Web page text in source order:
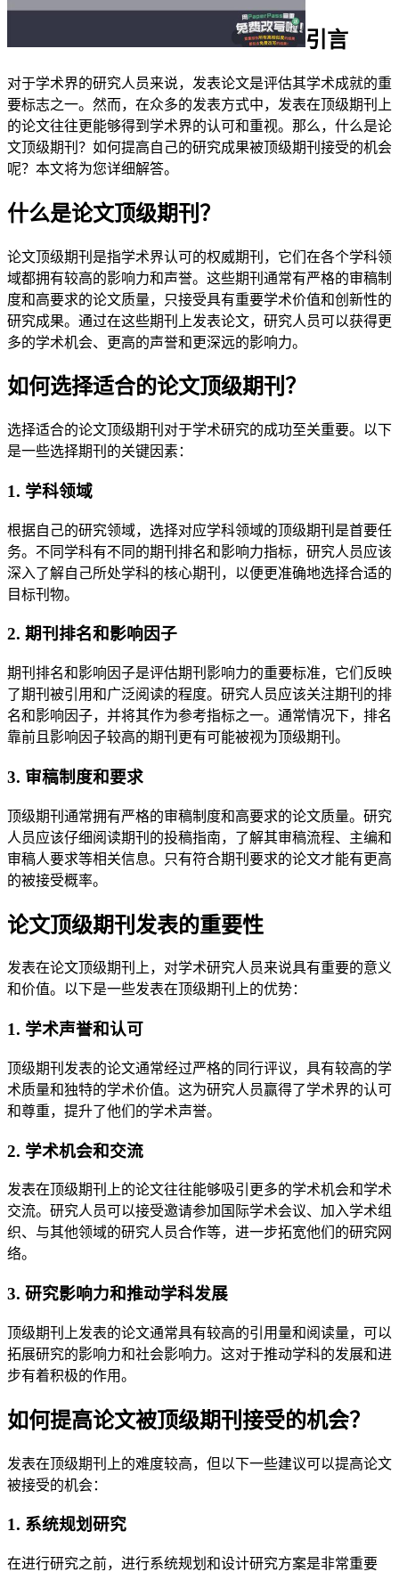
引言
对于学术界的研究人员来说，发表论文是评估其学术成就的重
要标志之一。然而，在众多的发表方式中，发表在顶级期刊上
的论文往往更能够得到学术界的认可和重视。那么，什么是论
文顶级期刊？如何提高自己的研究成果被顶级期刊接受的机会
呢？本文将为您详细解答。
什么是论文顶级期刊？
论文顶级期刊是指学术界认可的权威期刊，它们在各个学科领
域都拥有较高的影响力和声誉。这些期刊通常有严格的审稿制
度和高要求的论文质量，只接受具有重要学术价值和创新性的
研究成果。通过在这些期刊上发表论文，研究人员可以获得更
多的学术机会、更高的声誉和更深远的影响力。
如何选择适合的论文顶级期刊？
选择适合的论文顶级期刊对于学术研究的成功至关重要。以下
是一些选择期刊的关键因素：
1. 学科领域
根据自己的研究领域，选择对应学科领域的顶级期刊是首要任
务。不同学科有不同的期刊排名和影响力指标，研究人员应该
深入了解自己所处学科的核心期刊，以便更准确地选择合适的
目标刊物。
2. 期刊排名和影响因子
期刊排名和影响因子是评估期刊影响力的重要标准，它们反映
了期刊被引用和广泛阅读的程度。研究人员应该关注期刊的排
名和影响因子，并将其作为参考指标之一。通常情况下，排名
靠前且影响因子较高的期刊更有可能被视为顶级期刊。
3. 审稿制度和要求
顶级期刊通常拥有严格的审稿制度和高要求的论文质量。研究
人员应该仔细阅读期刊的投稿指南，了解其审稿流程、主编和
审稿人要求等相关信息。只有符合期刊要求的论文才能有更高
的被接受概率。
论文顶级期刊发表的重要性
发表在论文顶级期刊上，对学术研究人员来说具有重要的意义
和价值。以下是一些发表在顶级期刊上的优势：
1. 学术声誉和认可
顶级期刊发表的论文通常经过严格的同行评议，具有较高的学
术质量和独特的学术价值。这为研究人员赢得了学术界的认可
和尊重，提升了他们的学术声誉。
2. 学术机会和交流
发表在顶级期刊上的论文往往能够吸引更多的学术机会和学术
交流。研究人员可以接受邀请参加国际学术会议、加入学术组
织、与其他领域的研究人员合作等，进一步拓宽他们的研究网
络。
3. 研究影响力和推动学科发展
顶级期刊上发表的论文通常具有较高的引用量和阅读量，可以
拓展研究的影响力和社会影响力。这对于推动学科的发展和进
步有着积极的作用。
如何提高论文被顶级期刊接受的机会？
发表在顶级期刊上的难度较高，但以下一些建议可以提高论文
被接受的机会：
1. 系统规划研究
在进行研究之前，进行系统规划和设计研究方案是非常重要